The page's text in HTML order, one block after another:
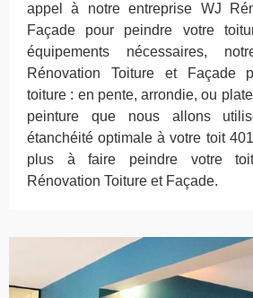
appel à notre entreprise WJ
Façade pour peindre votre
équipements nécessaires,
Rénovation Toiture et Façade
toiture : en pente, arrondie, ou
peinture que nous allons
étanchéité optimale à votre toit
plus à faire peindre votre
Rénovation Toiture et Façade.